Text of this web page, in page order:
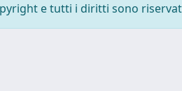
e tutti i diritti sono